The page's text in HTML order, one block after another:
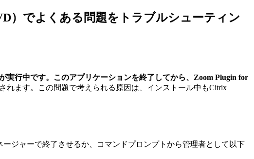
）でよくある問題をトラブルシューティン
実行中です。このアプリケーションを終了してから、Zoom Plugin for
れます。この問題で考えられる原因は、インストール中もCitrix
ージャーで終了させるか、コマンドプロンプトから管理者として以下